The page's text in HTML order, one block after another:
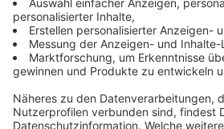
Interview mit uns. Die Gesetze für
-entscheide sind sehr kompliziert
Anzeige
Bürgerbegehren und